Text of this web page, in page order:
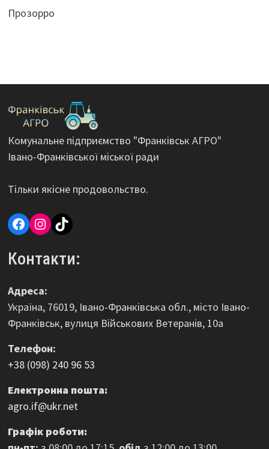
Прозорро
Комунальне підприємство "Франківськ АГРО"
Івано-Франківської міської ради
Тільки якісне продовольство.
Facebook
Instagram
TikTok
Контакти:
Адреса:
Україна, 76019, Івано-Франківська обл., місто Івано-
Франківськ, вулиця Військових Ветеранів, 10а
Телефон:
+38 (098) 240 96 53
Електронна пошта:
agro.if@ukr.net
Графік роботи: